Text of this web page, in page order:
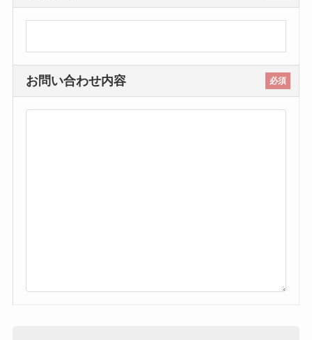
必須
お問い合わせ内容